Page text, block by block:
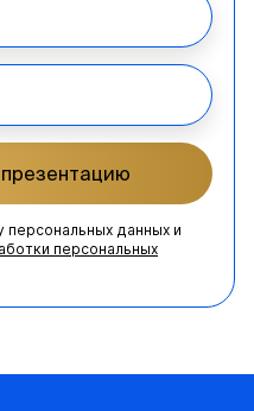
данных и
персональных